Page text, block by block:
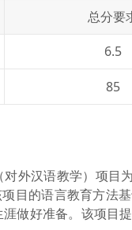
总分要
6.5
85
外汉语教学）项目
目的语言教育方法
做好准备。该项目